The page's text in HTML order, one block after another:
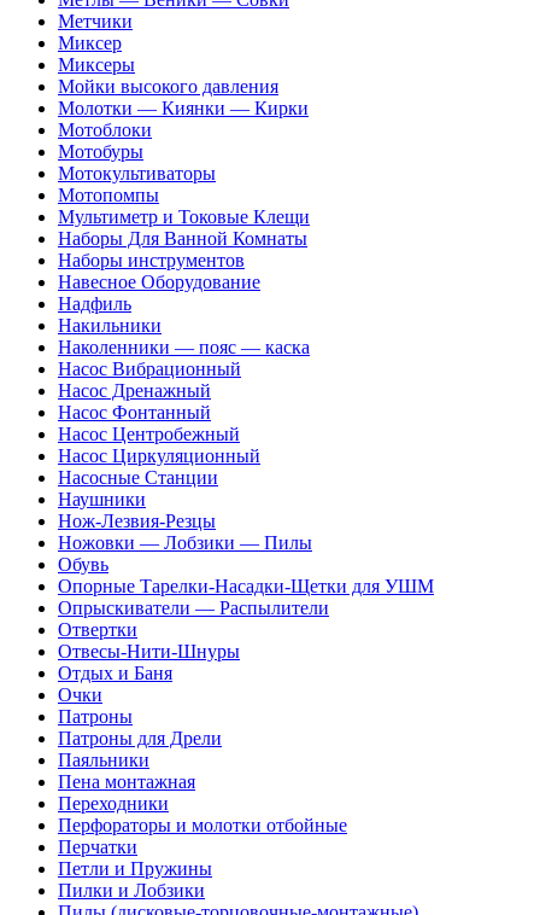
Метчики
Миксер
Миксеры
Мойки высокого давления
Молотки — Киянки — Кирки
Мотоблоки
Мотобуры
Мотокультиваторы
Мотопомпы
Мультиметр и Токовые Клещи
Наборы Для Ванной Комнаты
Наборы инструментов
Навесное Оборудование
Надфиль
Накильники
Наколенники — пояс — каска
Насос Вибрационный
Насос Дренажный
Насос Фонтанный
Насос Центробежный
Насос Циркуляционный
Насосные Станции
Наушники
Нож-Лезвия-Резцы
Ножовки — Лобзики — Пилы
Обувь
Опорные Тарелки-Насадки-Щетки для УШМ
Опрыскиватели — Распылители
Отвертки
Отвесы-Нити-Шнуры
Отдых и Баня
Очки
Патроны
Патроны для Дрели
Паяльники
Пена монтажная
Переходники
Перфораторы и молотки отбойные
Перчатки
Петли и Пружины
Пилки и Лобзики